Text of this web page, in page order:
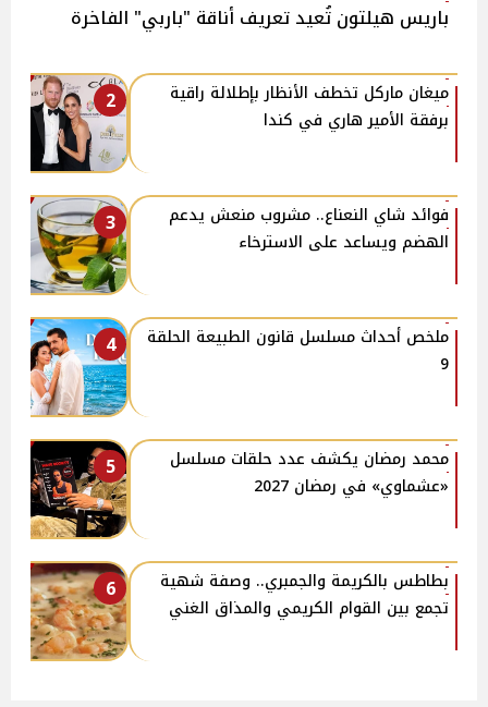
باريس هيلتون تُعيد تعريف أناقة "باربي" الفاخرة
2
ميغان ماركل تخطف الأنظار بإطلالة راقية
برفقة الأمير هاري في كندا
3
فوائد شاي النعناع.. مشروب منعش يدعم
الهضم ويساعد على الاسترخاء
4
ملخص أحداث مسلسل قانون الطبيعة الحلقة
9
5
محمد رمضان يكشف عدد حلقات مسلسل
«عشماوي» في رمضان 2027
6
بطاطس بالكريمة والجمبري.. وصفة شهية
تجمع بين القوام الكريمي والمذاق الغني